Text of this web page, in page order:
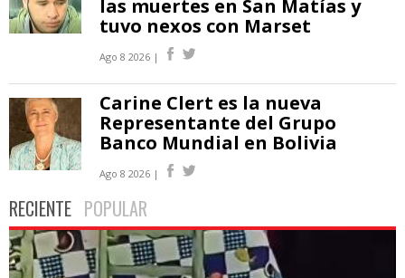
las muertes en San Matías y
tuvo nexos con Marset
Ago 8 2026 |
Carine Clert es la nueva
Representante del Grupo
Banco Mundial en Bolivia
Ago 8 2026 |
RECIENTE POPULAR